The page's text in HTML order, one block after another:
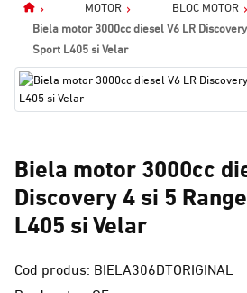
Home
MOTOR
BLOC MOTOR
Biela motor 3000cc diesel V6 LR
Sport L405 si Velar
Biela motor 3000cc
Discovery 4 si 5
L405 si Velar
Cod produs: BIELA306DTORIGINAL